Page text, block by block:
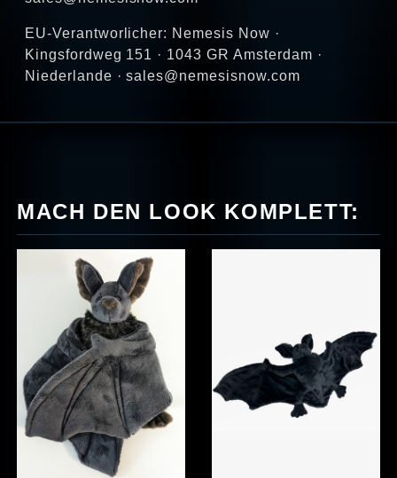
EU-Verantworlicher: Nemesis Now ·
Kingsfordweg 151 · 1043 GR Amsterdam ·
Niederlande · sales@nemesisnow.com
MACH DEN LOOK KOMPLETT: